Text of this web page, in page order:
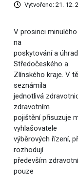
Vytvořeno: 21. 12.
V prosinci
na
poskytování a
Středočeského a
Zlínského kraje. V
seznámila
jednotlivá
zdravotním
pojištění přisuzuje
vyhlašovatele
výběrových řízení,
rozhodují
především
pouze